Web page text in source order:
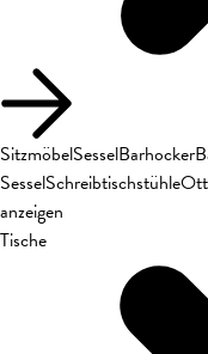
SitzmöbelSesselBarhocker
SesselSchreibtischstühle
anzeigen
Tische